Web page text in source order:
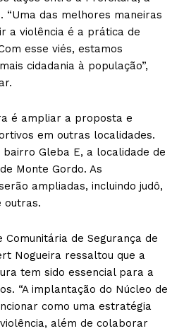
“Uma das melhores maneiras
a violência é a prática de
esse viés, estamos
cidadania à população”,
é ampliar a proposta e
em outras localidades.
Gleba E, a localidade de
Monte Gordo. As
ampliadas, incluindo judô,
outras.
Comunitária de Segurança de
Nogueira ressaltou que a
tem sido essencial para a
“A implantação do Núcleo de
como uma estratégia
além de colaborar